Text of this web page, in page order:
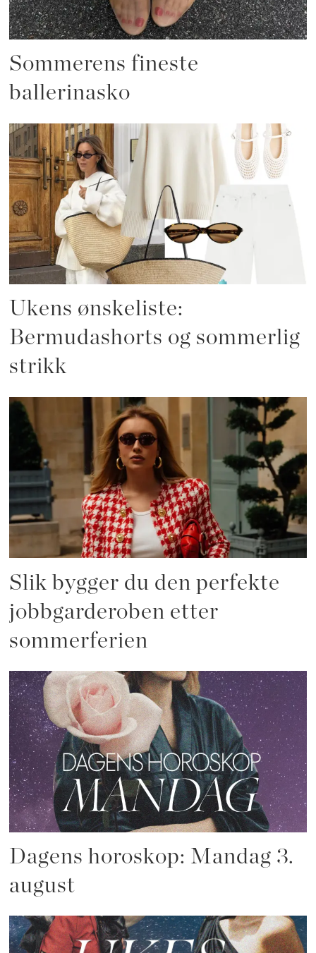
Sommerens fineste
ballerinasko
Ukens ønskeliste:
Bermudashorts og sommerlig
strikk
Slik bygger du den perfekte
jobbgarderoben etter
sommerferien
Dagens horoskop: Mandag 3.
august